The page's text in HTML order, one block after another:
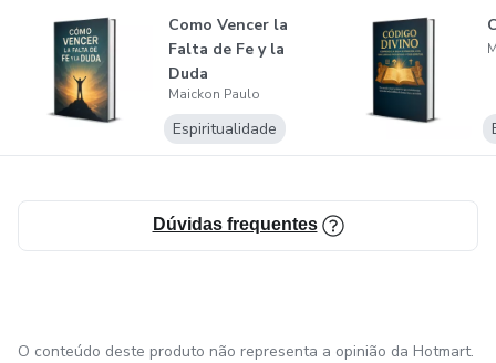
Como Vencer la
Falta de Fe y la
Duda
Maickon Paulo
Espiritualidade
Dúvidas frequentes
O conteúdo deste produto não representa a opinião da Hotmart.